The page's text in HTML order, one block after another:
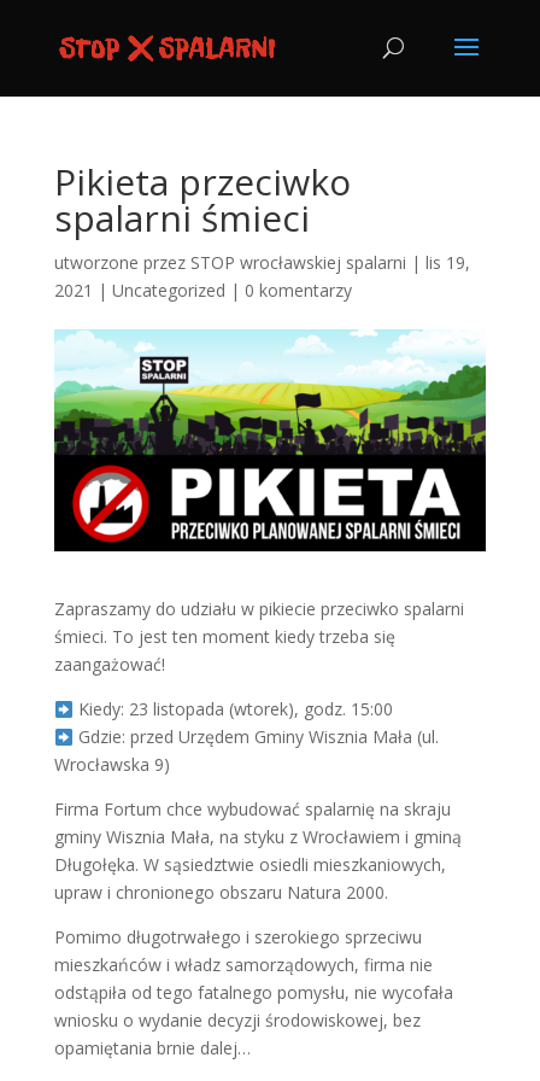
Pikieta przeciwko
spalarni śmieci
utworzone przez STOP wrocławskiej spalarni | lis 19,
2021 | Uncategorized | 0 komentarzy
Zapraszamy do udziału w pikiecie przeciwko spalarni
śmieci. To jest ten moment kiedy trzeba się
zaangażować!
Kiedy: 23 listopada (wtorek), godz. 15:00
Gdzie: przed Urzędem Gminy Wisznia Mała (ul.
Wrocławska 9)
Firma Fortum chce wybudować spalarnię na skraju
gminy Wisznia Mała, na styku z Wrocławiem i gminą
Długołęka. W sąsiedztwie osiedli mieszkaniowych,
upraw i chronionego obszaru Natura 2000.
Pomimo długotrwałego i szerokiego sprzeciwu
mieszkańców i władz samorządowych, firma nie
odstąpiła od tego fatalnego pomysłu, nie wycofała
wniosku o wydanie decyzji środowiskowej, bez
opamiętania brnie dalej…